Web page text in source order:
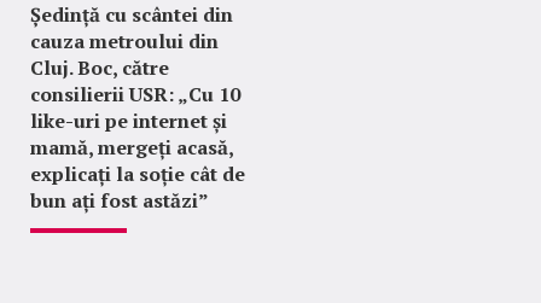
Ședință cu scântei din
cauza metroului din
Cluj. Boc, către
consilierii USR: „Cu 10
like-uri pe internet și
mamă, mergeți acasă,
explicați la soție cât de
bun ați fost astăzi”